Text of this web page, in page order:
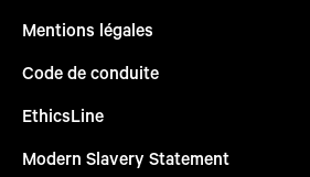
Mentions légales
Code de conduite
EthicsLine
Modern Slavery Statement